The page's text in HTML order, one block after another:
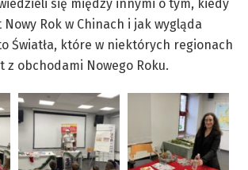
się między innymi o tym, kiedy
Rok w Chinach i jak wygląda
Światła, które w niektórych regionach
z obchodami Nowego Roku.